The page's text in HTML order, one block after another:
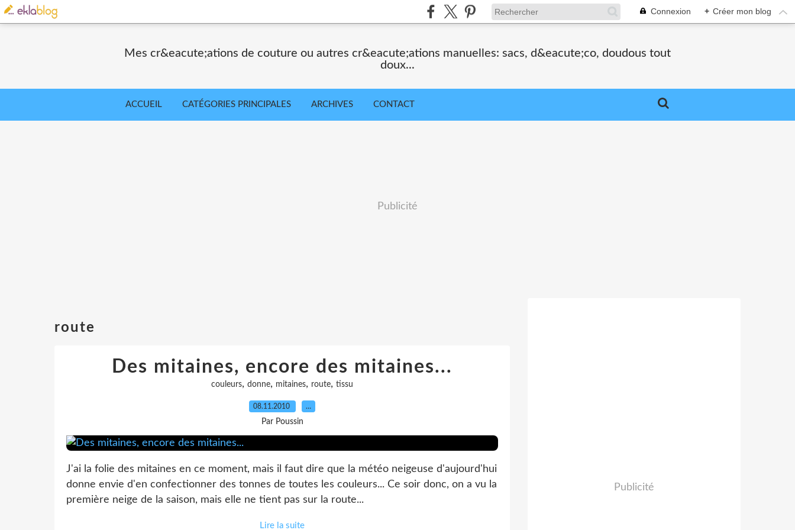
Connexion + Créer mon blog
Mes cr&eacute;ations de couture ou autres cr&eacute;ations manuelles: sacs, d&eacute;co, doudous tout
doux...
ACCUEIL CATÉGORIES PRINCIPALES ARCHIVES CONTACT
Publicité
route
Des mitaines, encore des mitaines...
couleurs, donne, mitaines, route, tissu
08.11.2010 …
Par Poussin
J'ai la folie des mitaines en ce moment, mais il faut dire que la météo neigeuse d'aujourd'hui
donne envie d'en confectionner des tonnes de toutes les couleurs... Ce soir donc, on a vu la
première neige de la saison, mais elle ne tient pas sur la route...
Lire la suite
Publicité